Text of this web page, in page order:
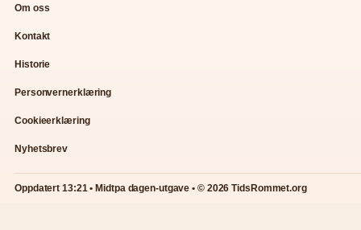
Om oss
Kontakt
Historie
Personvernerklæring
Cookieerklæring
Nyhetsbrev
Oppdatert 13:21 • Midtpa dagen-utgave • © 2026 TidsRommet.org